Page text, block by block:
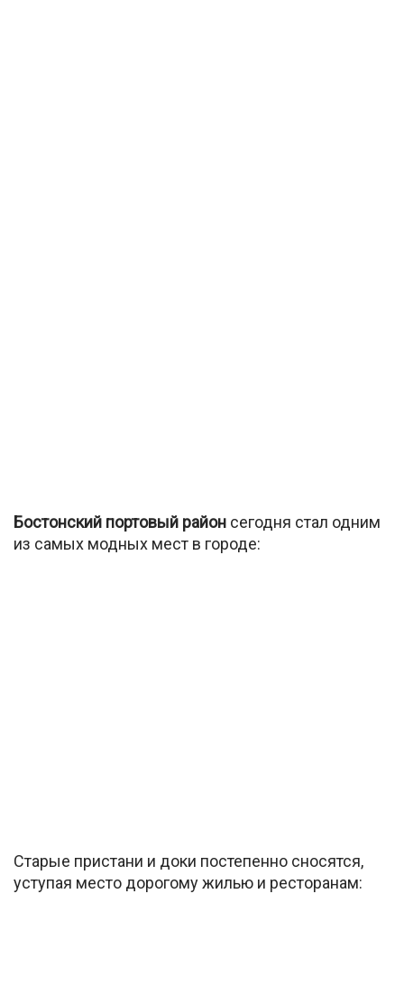
Бостонский портовый район сегодня стал одним
из самых модных мест в городе:
Старые пристани и доки постепенно сносятся,
уступая место дорогому жилью и ресторанам: